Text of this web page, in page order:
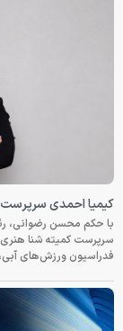
کیمیا احمدی سرپرست
با حکم محسن رضوانی،
سرپرست کمیته شنا
فدراسیون ورزش‌های